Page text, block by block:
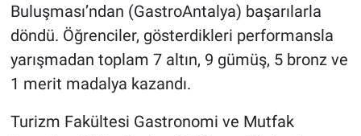
Buluşması’ndan (GastroAntalya) başarılarla
döndü. Öğrenciler, gösterdikleri performansla
yarışmadan toplam 7 altın, 9 gümüş, 5 bronz ve
1 merit madalya kazandı.
Turizm Fakültesi Gastronomi ve Mutfak